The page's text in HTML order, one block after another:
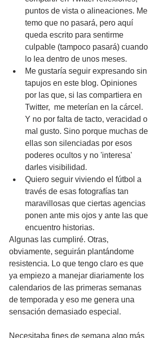
puntos de vista o alineaciones. Me
temo que no pasará, pero aquí
queda escrito para sentirme
culpable (tampoco pasará) cuando
lo lea dentro de unos meses.
Me gustaría seguir expresando sin
tapujos en este blog. Opiniones
por las que, si las compartiera en
Twitter,  me meterían en la cárcel.
Y no por falta de tacto, veracidad o
mal gusto. Sino porque muchas de
ellas son silenciadas por esos
poderes ocultos y no 'interesa'
darles visibilidad.
Quiero seguir viviendo el fútbol a
través de esas fotografías tan
maravillosas que ciertas agencias
ponen ante mis ojos y ante las que
encuentro historias.
Algunas las cumpliré. Otras,
obviamente, seguirán plantándome
resistencia. Lo que tengo claro es que
ya empiezo a manejar diariamente los
calendarios de las primeras semanas
de temporada y eso me genera una
sensación demasiado especial.
Necesitaba fines de semana algo más